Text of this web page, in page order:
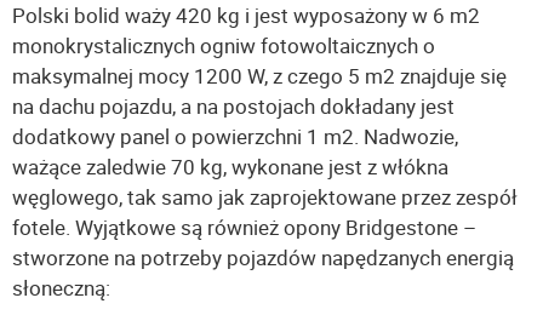
Polski bolid waży 420 kg i jest wyposażony w 6 m2
monokrystalicznych ogniw fotowoltaicznych o
maksymalnej mocy 1200 W, z czego 5 m2 znajduje się
na dachu pojazdu, a na postojach dokładany jest
dodatkowy panel o powierzchni 1 m2. Nadwozie,
ważące zaledwie 70 kg, wykonane jest z włókna
węglowego, tak samo jak zaprojektowane przez zespół
fotele. Wyjątkowe są również opony Bridgestone –
stworzone na potrzeby pojazdów napędzanych energią
słoneczną: